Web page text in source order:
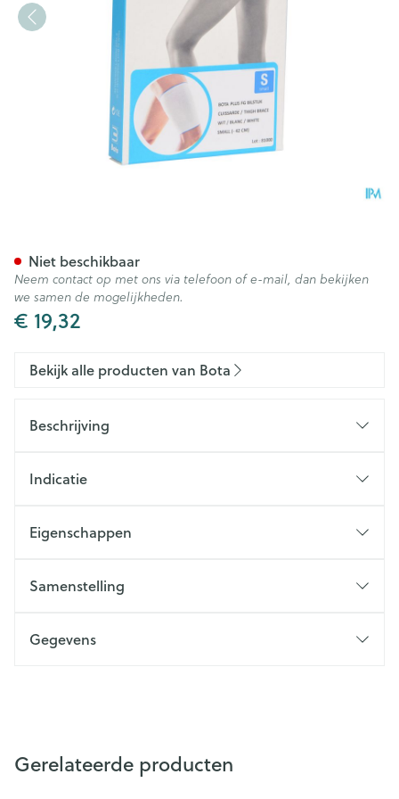
€ 19,32
Niet beschikbaar
Neem contact op met ons via telefoon of e-mail, dan bekijken
we samen de mogelijkheden.
Bekijk alle producten van Bota
Beschrijving
Indicatie
Eigenschappen
Samenstelling
Gegevens
Gerelateerde producten